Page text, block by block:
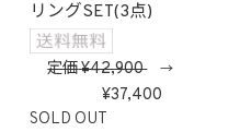
リングSET(3点)
定価 42,900→
37,400
SOLD OUT